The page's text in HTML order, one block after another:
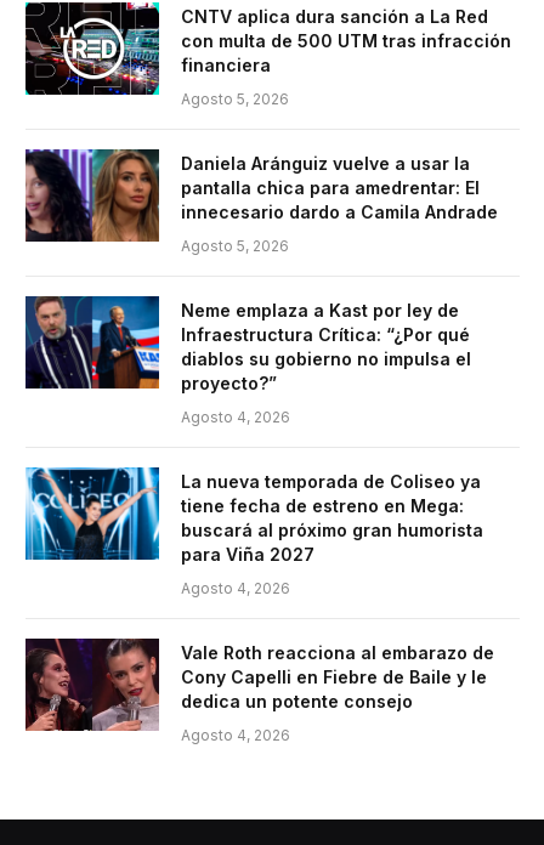
CNTV aplica dura sanción a La Red
con multa de 500 UTM tras infracción
financiera
Agosto 5, 2026
Daniela Aránguiz vuelve a usar la
pantalla chica para amedrentar: El
innecesario dardo a Camila Andrade
Agosto 5, 2026
Neme emplaza a Kast por ley de
Infraestructura Crítica: “¿Por qué
diablos su gobierno no impulsa el
proyecto?”
Agosto 4, 2026
La nueva temporada de Coliseo ya
tiene fecha de estreno en Mega:
buscará al próximo gran humorista
para Viña 2027
Agosto 4, 2026
Vale Roth reacciona al embarazo de
Cony Capelli en Fiebre de Baile y le
dedica un potente consejo
Agosto 4, 2026